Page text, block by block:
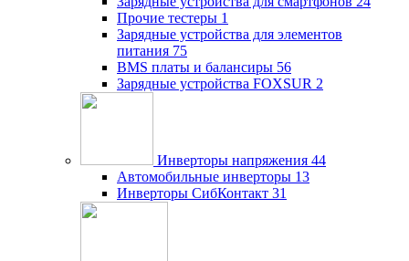
Прочие тестеры 1
Зарядные устройства для элементов
питания 75
BMS платы и балансиры 56
Зарядные устройства FOXSUR 2
Инверторы напряжения 44
Автомобильные инверторы 13
Инверторы СибКонтакт 31